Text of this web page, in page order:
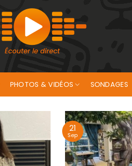
PHOTOS & VIDÉOS SONDAGES
21
Sep